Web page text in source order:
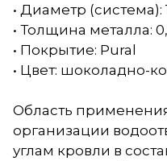
• Диаметр (система):
• Толщина металла:
• Покрытие: Pural
• Цвет: шоколадно-
Область
организации
углам кровли в